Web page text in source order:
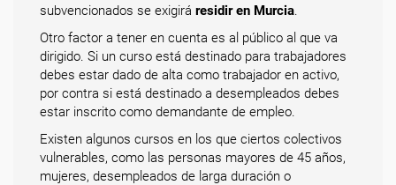
subvencionados se exigirá residir en Murcia.
Otro factor a tener en cuenta es al público al que va
dirigido. Si un curso está destinado para trabajadores
debes estar dado de alta como trabajador en activo,
por contra si está destinado a desempleados debes
estar inscrito como demandante de empleo.
Existen algunos cursos en los que ciertos colectivos
vulnerables, como las personas mayores de 45 años,
mujeres, desempleados de larga duración o